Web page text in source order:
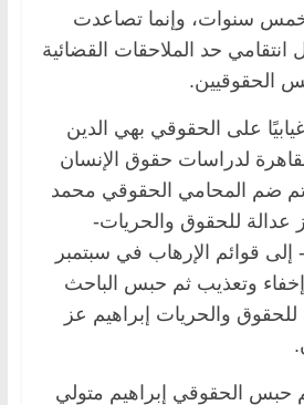
خمس سنوات، وإنما تصاعدت
انتقامي حد الملاحقات القضائية
الحقوقيين.
على الحقوقي بهي الدين
لدراسات حقوق الإنسان
عامًا، وتم ضم المحامي الحقوقي محمد
للحقوق والحريات-
إلى قوائم الإرهاب في سبتمبر
وتعذيب ثم حبس الباحث
والحريات إبراهيم عز
حبس الحقوقي إبراهيم متولي